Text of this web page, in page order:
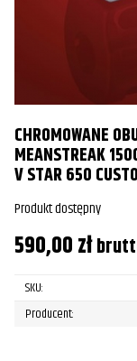
CHROMOWANE
MEANSTREAK
V STAR 650
Produkt dostępny
590,00zł
SKU:
Producent: